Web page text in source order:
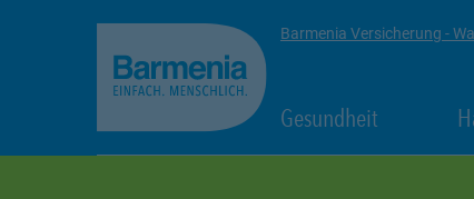
Barmenia Versicherung -
Gesundheit Link